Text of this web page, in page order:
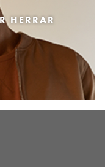
HERRAR